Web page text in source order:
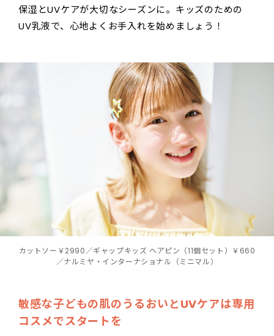
保湿とUVケアが大切なシーズンに。キッズのための
UV乳液で、心地よくお手入れを始めましょう！
カットソー￥2990／ギャップキッズ ヘアピン（11個セット）￥660
／ナルミヤ・インターナショナル（ミニマル）
敏感な子どもの肌のうるおいとUVケアは専用
コスメでスタートを